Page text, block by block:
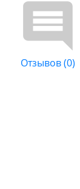
Отзывов (0)